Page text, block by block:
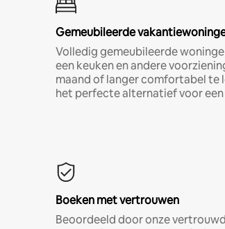
Gemeubileerde
Volledig gemeubileerde
een keuken en andere
maand of langer comfortabel te
het perfecte alternatief voor een
Boeken met vertrouwen
Beoordeeld door onze